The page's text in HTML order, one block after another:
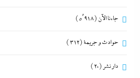
جاءنا الآن (5٬918)
حوادث و جريمة(312)
دار نشر (20)